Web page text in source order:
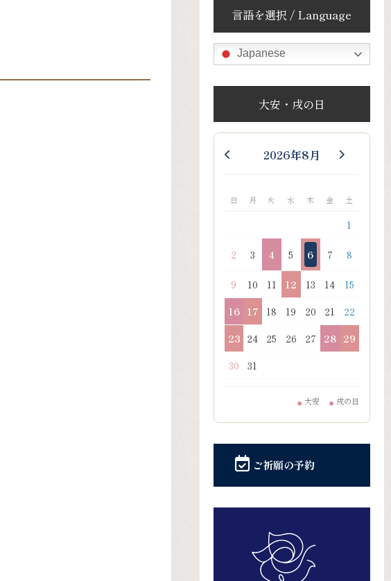
言語を選択 / Language
Japanese
大安・戌の日
2026年8月
日 月 火 水 木 金 土
1
2 3 4 5 6 7 8
9 10 11 12 13 14
15
16 17 18 19 20 21
22
23 24 25 26 27 28 29
30
31
● 大安 ● 戌の日
ご祈願の予約